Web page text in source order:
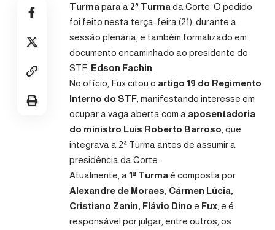
Turma para a 2ª Turma da Corte. O pedido
foi feito nesta terça-feira (21), durante a
sessão plenária, e também formalizado em
documento encaminhado ao presidente do
STF, Edson Fachin
No ofício, Fux citou o artigo 19 do Regimento
Interno do STF , manifestando interesse em
ocupar a vaga aberta com a aposentadoria
do ministro Luís Roberto Barroso , que
integrava a 2ª Turma antes de assumir a
presidência da Corte.
Atualmente, a 1ª Turma é composta por
Alexandre de Moraes, Cármen Lúcia,
Cristiano Zanin, Flávio Dino e Fux , e é
responsável por julgar, entre outros, os